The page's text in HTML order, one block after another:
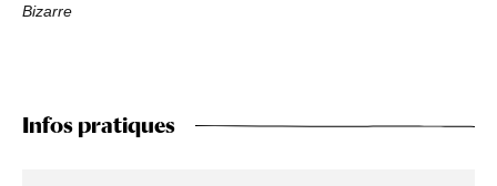
Bizarre
Infos pratiques